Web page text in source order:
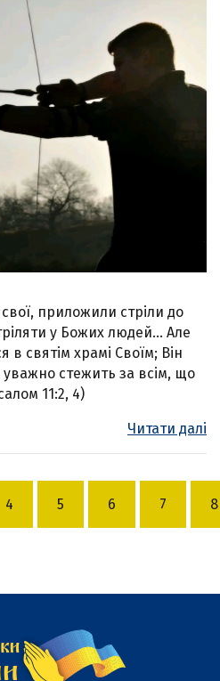
приложили стріли до
у Божих людей… Але
в святім храмі Своїм; Він
уважно стежить за всім, що
11:2, 4)
Читати далі
4 5 6 7 8